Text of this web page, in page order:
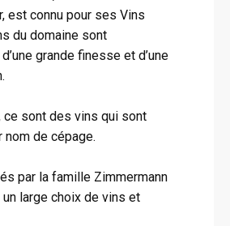
est connu pour ses Vins
du domaine sont
grande finesse et d’une
ce sont des vins qui sont
nom de cépage.
par la famille Zimmermann
large choix de vins et